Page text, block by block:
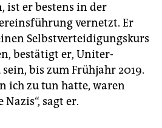
ist er bestens in der
vernetzt. Er
Selbstverteidigungskurs
bestätigt er, Uniter-
bis zum Frühjahr 2019.
ich zu tun hatte, waren
sagt er.